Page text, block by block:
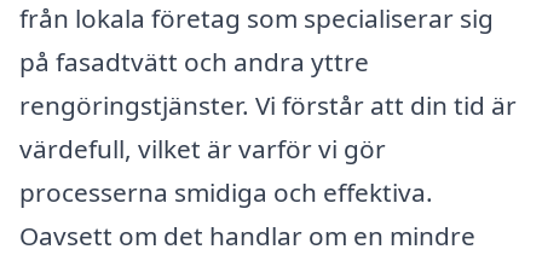
från lokala företag som specialiserar sig
på fasadtvätt och andra yttre
rengöringstjänster. Vi förstår att din tid är
värdefull, vilket är varför vi gör
processerna smidiga och effektiva.
Oavsett om det handlar om en mindre